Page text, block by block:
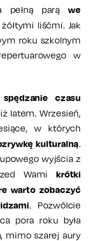
pełną parąwe
liśćmi. Jak
roku szkolnym
w
spędzanie czasu
latem. Wrzesień,
w których
kulturalną.
wyjścia z
Wamikrótki
warto zobaczyć
. Pozwólcie
pora roku była
mimo szarej aury